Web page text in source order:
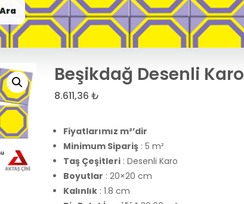
Beşikdağ Desenli Karo
8.611,36 ₺
Fiyatlarımız m²’dir
Minimum Sipariş : 5 m²
Taş Çeşitleri : Desenli Karo
Boyutlar : 20×20 cm
Kalınlık : 1.8 cm